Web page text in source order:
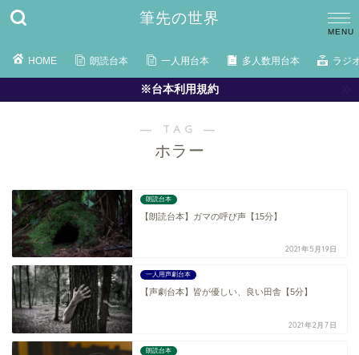
筆先の世界
HOME 朗読台本 一人用台本 多人数用台本 ラジ
※台本利用規約
― TAG ―
ホラー
朗読台本
【朗読台本】ガマの呼び声【15分】
2021年5月19日
一人用声劇台本
【声劇台本】皆が優しい、良い田舎【5分】
2021年2月7日
朗読台本